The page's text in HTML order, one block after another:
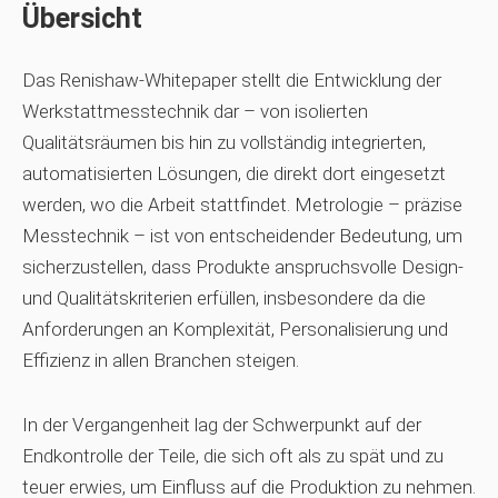
Übersicht
Das Renishaw-Whitepaper stellt die Entwicklung der
Werkstattmesstechnik dar – von isolierten
Qualitätsräumen bis hin zu vollständig integrierten,
automatisierten Lösungen, die direkt dort eingesetzt
werden, wo die Arbeit stattfindet. Metrologie – präzise
Messtechnik – ist von entscheidender Bedeutung, um
sicherzustellen, dass Produkte anspruchsvolle Design-
und Qualitätskriterien erfüllen, insbesondere da die
Anforderungen an Komplexität, Personalisierung und
Effizienz in allen Branchen steigen.
In der Vergangenheit lag der Schwerpunkt auf der
Endkontrolle der Teile, die sich oft als zu spät und zu
teuer erwies, um Einfluss auf die Produktion zu nehmen.